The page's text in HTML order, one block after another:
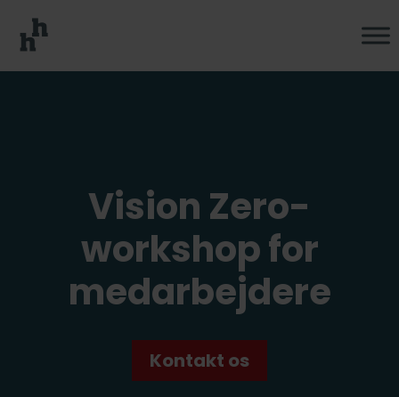
Vision Zero-
workshop for
medarbejdere
Kontakt os